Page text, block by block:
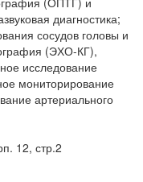
диагностика;
сосудов головы и
(ЭХО-КГ),
исследование
мониторирование
артериального
12, стр.2